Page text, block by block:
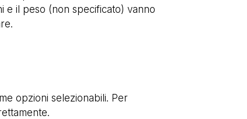
e il peso (non specificato) vanno
opzioni selezionabili. Per